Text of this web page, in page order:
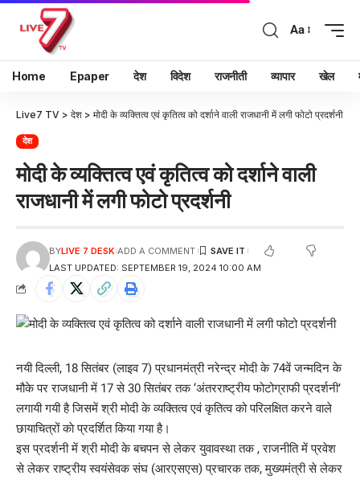
Aa
Home Epaper देश विदेश राजनीती व्यापार खेल
Live7 TV > देश > मोदी के व्यक्तित्व एवं कृतित्व को दर्शाने वाली राजधानी में लगी फोटो प्रदर्शनी
देश
मोदी के व्यक्तित्व एवं कृतित्व को दर्शाने वाली
राजधानी में लगी फोटो प्रदर्शनी
LAST UPDATED: SEPTEMBER 19, 2024 10:00 AM
BYLIVE 7 DESK ADD A COMMENT
नयी दिल्ली, 18 सितंबर (लाइव 7) प्रधानमंत्री नरेन्द्र मोदी के 74वें जन्मदिन के
मौके पर राजधानी में 17 से 30 सितंबर तक ‘अंतरराष्ट्रीय फोटोग्राफी प्रदर्शनी’
लगायी गयी है जिसमें श्री मोदी के व्यक्तित्व एवं कृतित्व को परिलक्षित करने वाले
छायाचित्रों काे प्रदर्शित किया गया है।
इस प्रदर्शनी में श्री मोदी के बचपन से लेकर युवावस्था तक , राजनीति में प्रवेश
से लेकर राष्ट्रीय स्वयंसेवक संघ (आरएसएस) प्रचारक तक, मुख्यमंत्री से लेकर